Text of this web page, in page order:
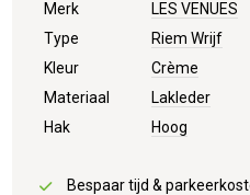
Merk
LES VENUES
Type
Riem Wrijf
Kleur
Crème
Materiaal
Lakleder
Hak
Hoog
Bespaar tijd &